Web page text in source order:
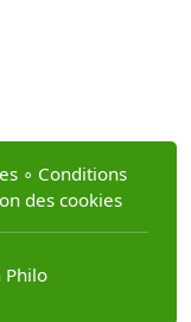
∘ Conditions
des cookies
Philo